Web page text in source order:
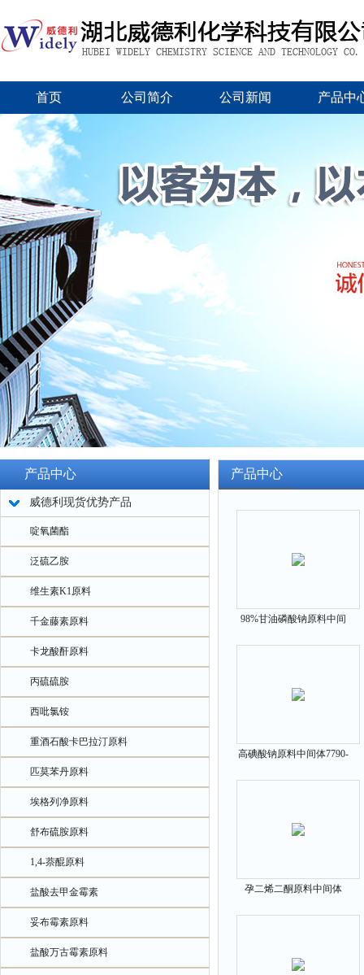
首页 公司简介 公司新闻 产品中
产品中心
威德利现货优势产品
啶氧菌酯
泛硫乙胺
维生素K1原料
千金藤素原料
卡龙酸酐原料
丙硫硫胺
西吡氯铵
重酒石酸卡巴拉汀原料
匹莫苯丹原料
埃格列净原料
舒布硫胺原料
1,4-萘醌原料
盐酸去甲金霉素
妥布霉素原料
盐酸万古霉素原料
产品中心
98%甘油磷酸钠原料中间
高碘酸钠原料中间体7790-
孕二烯二酮原料中间体